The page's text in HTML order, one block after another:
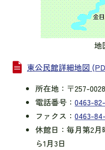
地
東公民館詳細地図
所在地：〒257-
電話番号：0463-
ファクス：0463-
休館日：毎月第2月
ら1月3日